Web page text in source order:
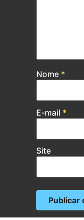
Nome *
E-mail *
Site